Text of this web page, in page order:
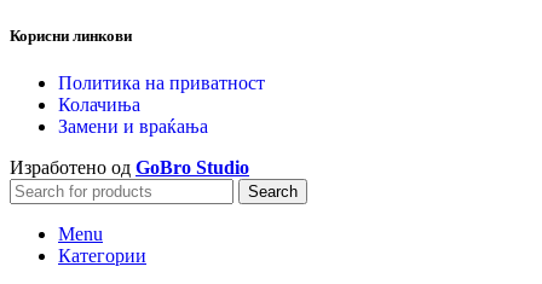
Корисни линкови
Политика на приватност
Колачиња
Замени и враќања
Изработено од GoBro Studio
Search
Menu
Категории